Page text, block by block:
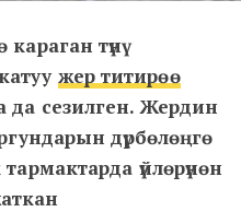
түнү
жер титирөө
да сезилген. Жердин
дүрбөлөңгө
үйлөрүнөн